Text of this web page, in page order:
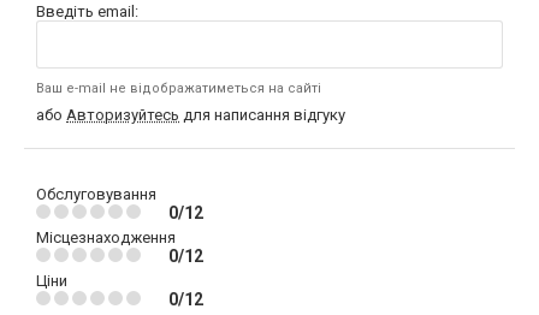
Введіть email:
Ваш e-mail не відображатиметься на сайті
або Авторизуйтесь для написання відгуку
Обслуговування
0/12
Місцезнаходження
0/12
Ціни
0/12